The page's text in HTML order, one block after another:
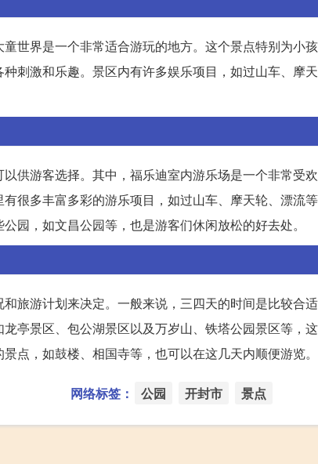
世界是一个非常适合游玩的地方。这个景点特别为小
刺激和乐趣。景区内有许多娱乐项目，如过山车、摩
供游客选择。其中，福乐迪室内游乐场是一个非常受
很多丰富多彩的游乐项目，如过山车、摩天轮、漂流
园，如文昌公园等，也是游客们休闲放松的好去处。
旅游计划来决定。一般来说，三四天的时间是比较合
亭景区、包公湖景区以及万岁山、铁塔公园景区等，
点，如鼓楼、相国寺等，也可以在这几天内顺便游览。
网络标签： 公园 开封市 景点